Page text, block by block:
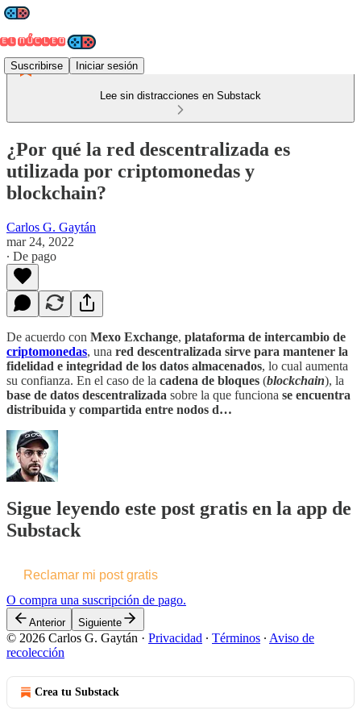
Suscribirse Iniciar sesión
Lee sin distracciones en Substack
¿Por qué la red descentralizada es
utilizada por criptomonedas y
blockchain?
Carlos G. Gaytán
mar 24, 2022
∙ De pago
De acuerdo con Mexo Exchange, plataforma de intercambio de
criptomonedas, una red descentralizada sirve para mantener la
fidelidad e integridad de los datos almacenados, lo cual aumenta
su confianza. En el caso de la cadena de bloques (blockchain), la
base de datos descentralizada sobre la que funciona se encuentra
distribuida y compartida entre nodos d…
Sigue leyendo este post gratis en la app de
Substack
Reclamar mi post gratis
O compra una suscripción de pago.
Anterior Siguiente
© 2026 Carlos G. Gaytán · Privacidad ∙ Términos ∙ Aviso de
recolección
Crea tu Substack